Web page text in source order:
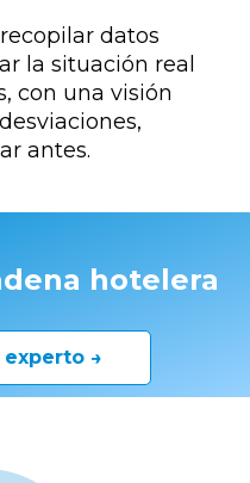
datos
la situación real
con una visión
antes.
hotelera
experto →